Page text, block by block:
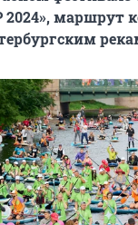
2024», маршрут